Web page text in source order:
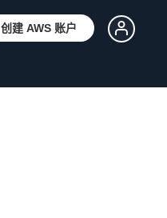
创建 AWS 账户